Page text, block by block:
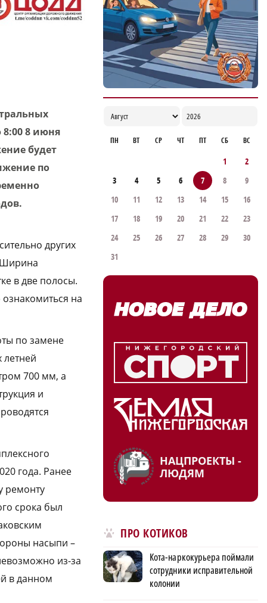
8:00 8 июня
будет
по
других
Ширина
в две полосы.
на
по замене
летней
700 мм, а
и
года. Ранее
ремонту
срока был
насыпи –
из-за
в данном
нижегородских водителей за пьяную езду
20:29
ПН ВТ СР ЧТ ПТ СБ ВС
1
2
3
4 5 6 7 8
9
10
11 12 13 14 15
16
17
18 19 20 21 22
23
24
25 26 27 28 29
30
31
НАЦПРОЕКТЫ -
ЛЮДЯМ
ПРО КОТИКОВ
Кота-наркокурьера поймали
сотрудники исправительной
колонии